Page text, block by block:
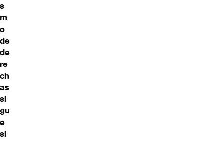
s
m
o
de
de
re
ch
as
si
gu
e
si